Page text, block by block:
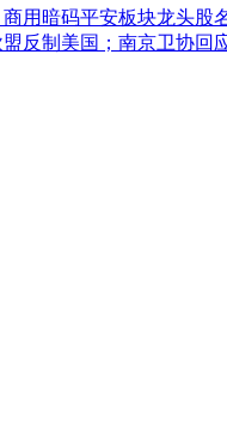
用暗码平安板块龙头股
反制美国；南京卫协回